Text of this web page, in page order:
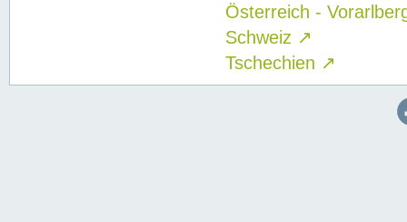
Österreich -
Schweiz ↗
Tschechien ↗